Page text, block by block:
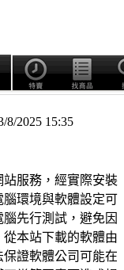
8/2025 15:35
服務，經實際安裝
環境與軟體設定可
先行測試，避免因
本站下載的軟體由
證軟體公司可能在